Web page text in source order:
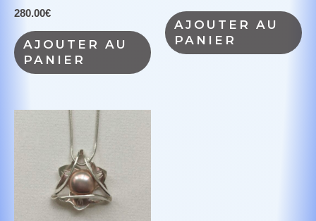
280.00€
AJOUTER AU
PANIER
AJOUTER AU
PANIER